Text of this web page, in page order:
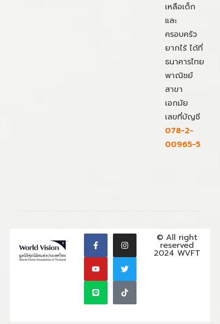
เหลือเด็ก
และ
ครอบครัว
ยากไร้ ได้ที่
ธนาคารไทย
พาณิชย์
สาขา
เอกมัย
เลขที่บัญชี
078-2-
00965-5
© All right
reserved
2024 WVFT